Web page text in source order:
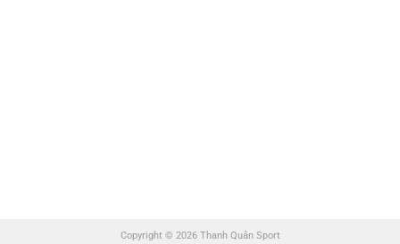
Copyright © 2026 Thanh Quân Sport